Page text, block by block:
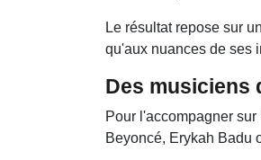
Le résultat repose sur
qu'aux nuances de ses
Des musiciens
Pour l'accompagner sur
Beyoncé, Erykah Badu